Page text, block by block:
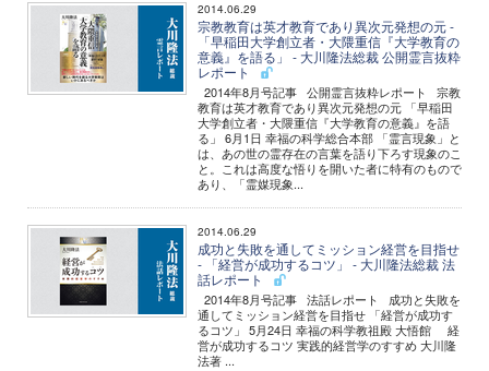
2014.06.29
宗教教育は英才教育であり異次元発想の元 -
「早稲田大学創立者・大隈重信『大学教育の
意義』を語る」 - 大川隆法総裁 公開霊言抜粋
レポート
2014年8月号記事 公開霊言抜粋レポート 宗教
教育は英才教育であり異次元発想の元 「早稲田
大学創立者・大隈重信『大学教育の意義』を語
る」 6月1日 幸福の科学総合本部 「霊言現象」と
は、あの世の霊存在の言葉を語り下ろす現象のこ
と。これは高度な悟りを開いた者に特有のもので
あり、「霊媒現象...
2014.06.29
成功と失敗を通してミッション経営を目指せ
- 「経営が成功するコツ」 - 大川隆法総裁 法
話レポート
2014年8月号記事 法話レポート 成功と失敗を
通してミッション経営を目指せ 「経営が成功す
るコツ」 5月24日 幸福の科学教祖殿 大悟館 経
営が成功するコツ 実践的経営学のすすめ 大川隆
法著 ...